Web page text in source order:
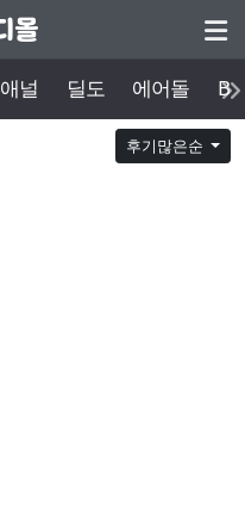
애널 딜도 에어돌
후기많은순